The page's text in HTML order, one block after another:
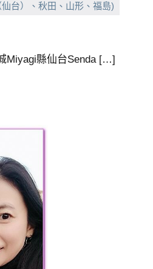
台）、秋田、山形、福島)
Miyagi縣仙台Senda […]